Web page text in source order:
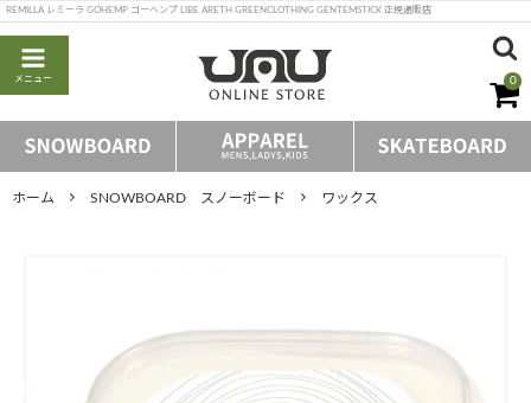
REMILLA レミーラ GOHEMP ゴーヘンプ LIBE ARETH GREENCLOTHING GENTEMSTICK 正規通販店
メニュー 0
ホーム SNOWBOARD スノーボード ワックス